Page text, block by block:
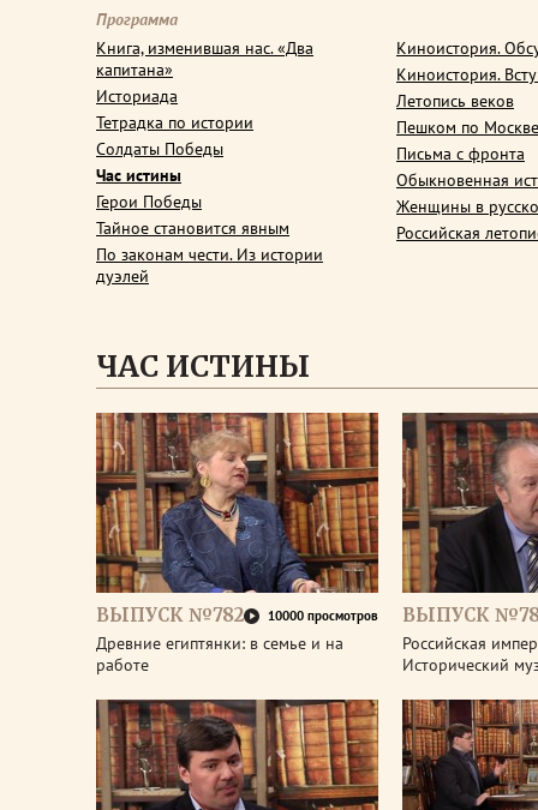
Программа
Книга, изменившая нас. «Два
капитана»
Историада
Тетрадка по истории
Солдаты Победы
Час истины
Герои Победы
Тайное становится явным
По законам чести. Из истории
дуэлей
Киноистория.
Киноистория.
Летопись веков
Пешком по Москве
Письма с фронта
Обыкновенная
Женщины в
Российская
ЧАС ИСТИНЫ
ВЫПУСК №782 10000 просмотров
Древние египтянки: в семье и на
работе
ВЫПУСК
Российская
Исторический